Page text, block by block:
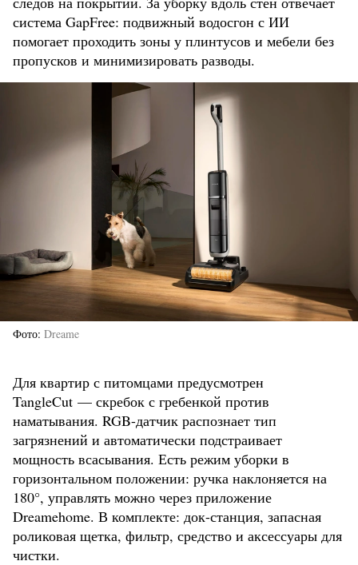
система GapFree: подвижный водосгон с ИИ
помогает проходить зоны у плинтусов и мебели без
пропусков и минимизировать разводы.
Фото Dreame
Для квартир с питомцами предусмотрен
TangleCut — скребок с гребенкой против
наматывания. RGB-датчик распознает тип
загрязнений и автоматически подстраивает
мощность всасывания. Есть режим уборки в
горизонтальном положении: ручка наклоняется на
180°, управлять можно через приложение
Dreamehome. В комплекте: док-станция, запасная
роликовая щетка, фильтр, средство и аксессуары для
чистки.